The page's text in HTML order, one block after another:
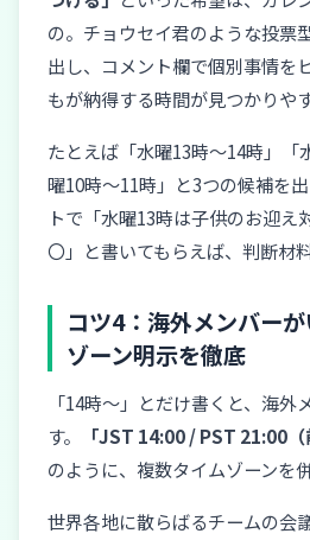
の。チョウセイ君のような投票
出し、コメント欄で個別事情を
もが納得する時間が見つかりや
たとえば「水曜13時〜14時」「
曜10時〜11時」と3つの候補を
トで「水曜13時は子供のお迎
〇」と書いてもらえば、判断材
コツ4：海外メンバー
ゾーン明示を徹底
「14時〜」とだけ書くと、海外
す。
「JST 14:00 / PST 21:00（
のように、複数タイムゾーンを
世界各地に散らばるチームの会